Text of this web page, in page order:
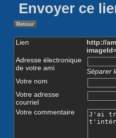
Envoyer ce
Retour
Lien
http://
Adresse électronique
de votre ami
Séparer
Votre nom
Votre adresse
courriel
Votre commentaire